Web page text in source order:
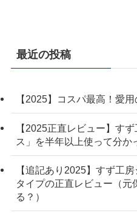
最近の投稿
【2025】コスパ最高！愛
【2025正直レビュー】す
ス」を半年以上使って分か
【追記あり2025】すず工
タイプの正直レビュー（元
る？）